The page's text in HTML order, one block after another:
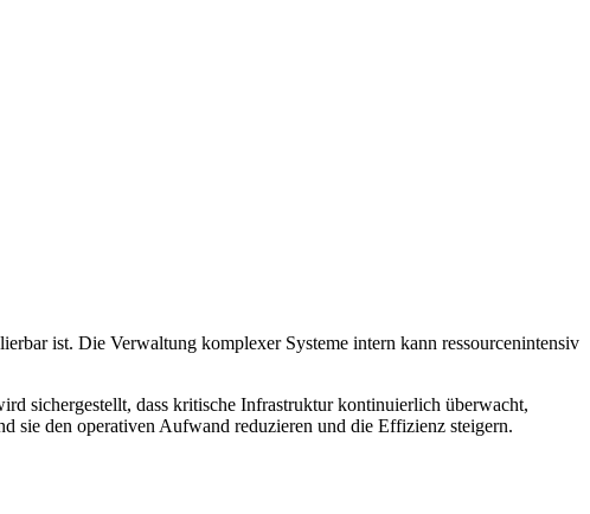
ist. Die Verwaltung komplexer Systeme intern kann ressourcenintensiv
sichergestellt, dass kritische Infrastruktur kontinuierlich überwacht,
sie den operativen Aufwand reduzieren und die Effizienz steigern.